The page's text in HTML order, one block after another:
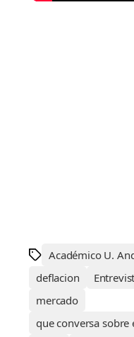
Académico U.
deflacion
mercado
que conversa sobre